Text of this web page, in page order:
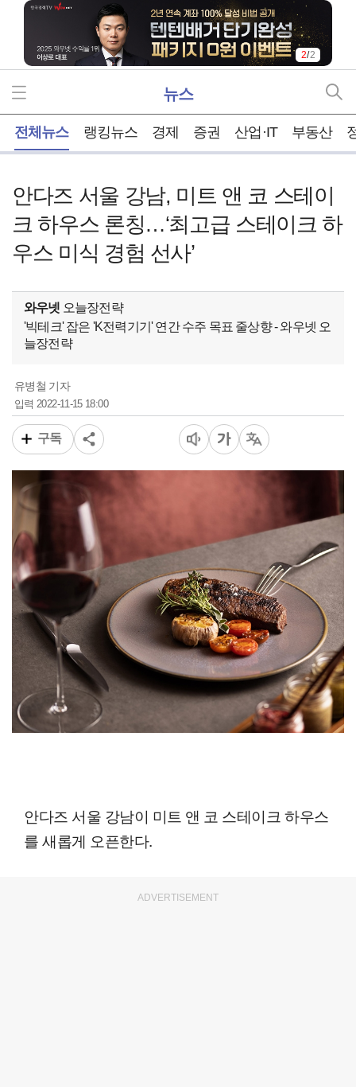
2/2
뉴스
전체뉴스 랭킹뉴스 경제 증권 산업·IT 부동산
안다즈 서울 강남, 미트 앤 코 스테이
크 하우스 론칭…‘최고급 스테이크 하
우스 미식 경험 선사’
와우넷 오늘장전략
'빅테크' 잡은 'K전력기기' 연간 수주 목표 줄상향 - 와우넷 오
늘장전략
유병철 기자
입력 2022-11-15 18:00
구독
안다즈 서울 강남이 미트 앤 코 스테이크 하우스
를 새롭게 오픈한다.
ADVERTISEMENT